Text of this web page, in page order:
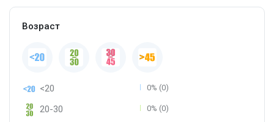
Возраст
<20 0% (0)
20-30 0% (0)